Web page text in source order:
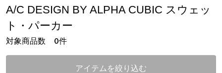
対象商品数 0件
A/C DESIGN BY ALPHA CUBIC スウェッ
ト・パーカー
アイテムを絞り込む